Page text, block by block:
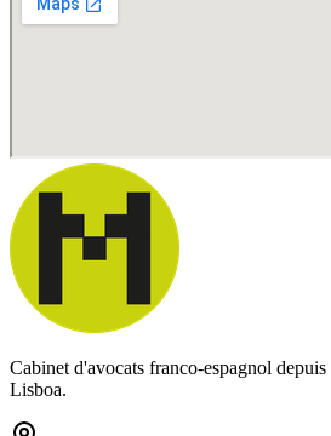
Cabinet d'avocats franco-espagnol depuis
Lisboa.